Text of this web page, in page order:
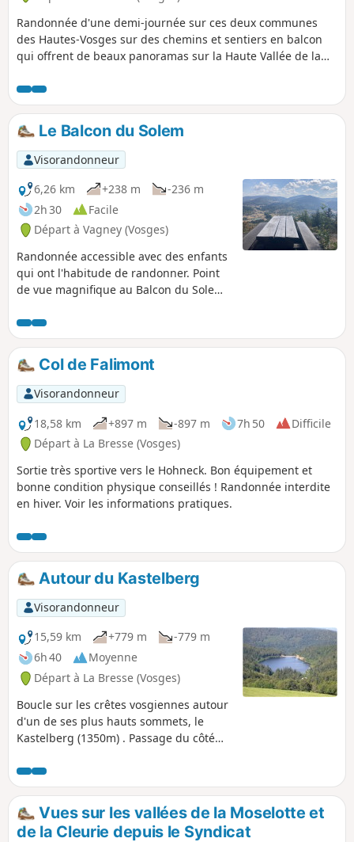
Randonnée d'une demi-journée sur ces deux communes
des Hautes-Vosges sur des chemins et sentiers en balcon
qui offrent de beaux panoramas sur la Haute Vallée de la
Le Balcon du Solem
Visorandonneur
6,26 km
+238 m
-236 m
2h 30
Facile
Départ à Vagney (Vosges)
Randonnée accessible avec des enfants
qui ont l'habitude de randonner. Point
de vue magnifique au Balcon du Solem
table de pique-nique du chalet du
Solem ?
Col de Falimont
Visorandonneur
18,58 km
+897 m -897 m 7h 50
Difficile
Départ à La Bresse (Vosges)
Sortie très sportive vers le Hohneck. Bon équipement et
bonne condition physique conseillés ! Randonnée interdite
en hiver. Voir les informations pratiques.
Autour du Kastelberg
Visorandonneur
15,59 km
+779 m
-779 m
6h 40
Moyenne
Départ à La Bresse (Vosges)
Boucle sur les crêtes vosgiennes autour
d'un de ses plus hauts sommets, le
Kastelberg (1350m) . Passage du côté
du côté vosgien aux lacs de Blanchemer
(985m) et de la Lande (1034m).
Vues sur les vallées de la Moselotte et
de la Cleurie depuis le Syndicat